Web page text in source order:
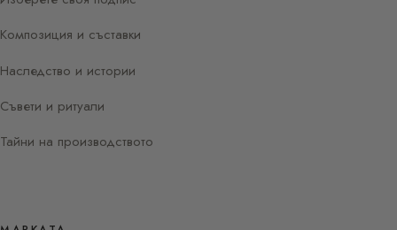
Композиция и съставки
Наследство и истории
Съвети и ритуали
Тайни на производството